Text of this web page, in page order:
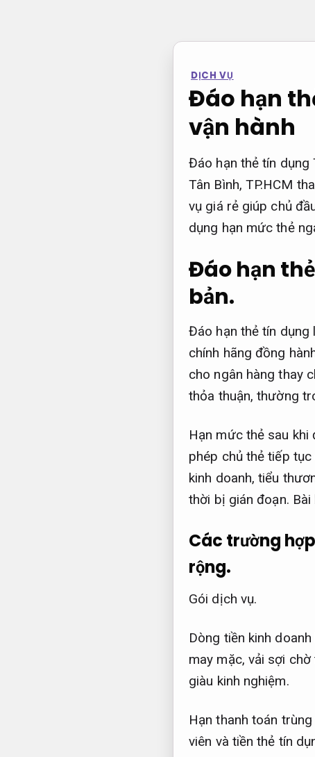
DỊCH VỤ
Đáo hạn
vận hành
Đáo hạn thẻ tín dụng
Tân Bình, TP.HCM
vụ giá rẻ giúp chủ
dụng hạn mức thẻ
Đáo hạn
bản.
Đáo hạn thẻ tín dụng
chính hãng đồng
cho ngân hàng thay
thỏa thuận, thường
Hạn mức thẻ sau
phép chủ thẻ tiếp
kinh doanh, tiểu
thời bị gián đoạn. Bài
Các trường
rộng.
Gói dịch vụ.
Dòng tiền kinh
may mặc, vải sợi
giàu kinh nghiệm.
Hạn thanh toán
viên và tiền thẻ tín